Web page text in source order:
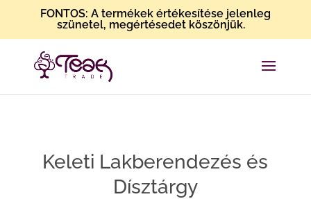
FONTOS: A termékek értékesítése jelenleg
szünetel, megértésedet köszönjük.
Keleti Lakberendezés és
Dísztárgy